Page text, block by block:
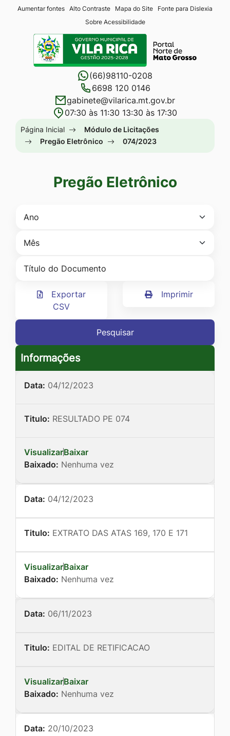
Seção
atalhos
links
acessibilidade
Ir
conteúdo
[alt+1]
menu
[alt+2]
[alt+4]
Aumentar fontes Alto Contraste Mapa do Site
Fonte para Dislexia
Sobre Acessibilidade
Seção
menu
(66)98110-0208
6698 120 0146
gabinete@vilarica.mt.gov.br
07:30 às 11:30 13:30 às 17:30
Seção
do
Página Inicial
Módulo de Licitações
Pregão Eletrônico
074/2023
Pregão Eletrônico
Exportar
CSV
Imprimir
Pesquisar
Informações
Data: 04/12/2023
Titulo: RESULTADO PE 074
VisualizarBaixar
Baixado: Nenhuma vez
Data: 04/12/2023
Titulo: EXTRATO DAS ATAS 169, 170 E 171
VisualizarBaixar
Baixado: Nenhuma vez
Data: 06/11/2023
Titulo: EDITAL DE RETIFICACAO
VisualizarBaixar
Baixado: Nenhuma vez
Data: 20/10/2023